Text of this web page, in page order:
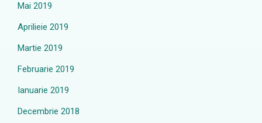
Mai 2019
Aprilieie 2019
Martie 2019
Februarie 2019
Ianuarie 2019
Decembrie 2018